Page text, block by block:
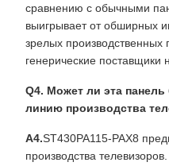
сравнению с обычными
выигрывает от обширных
зрелых производственных
генерические поставщики
Q4. Может ли эта
линию производства
А4.ST430PA115-PAX8
производства